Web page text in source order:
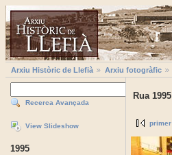
Arxiu Històric de Llefià Arxiu fotogràfic
Recerca Avançada
View Slideshow
1995
Rua 1995
primer